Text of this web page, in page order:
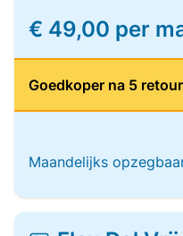
€ 49,00 per
Goedkoper na 5
Maandelijks